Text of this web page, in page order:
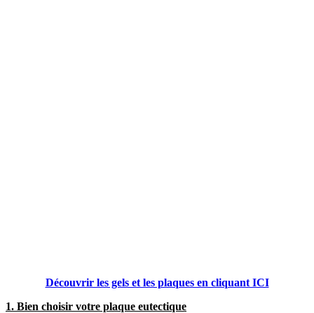
Découvrir les gels et les plaques en cliquant ICI
1. Bien choisir votre plaque eutectique